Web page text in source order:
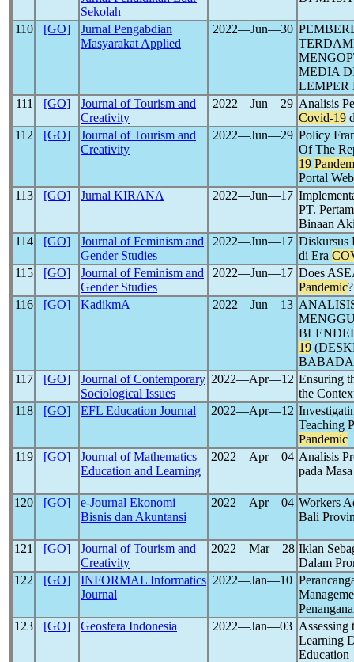
Sekolah
110 [GO]
Jurnal Pengabdian
Masyarakat Applied
2022―Jun―30
MEDIA
LEMPER
111
[GO]
Journal of Tourism and
Creativity
2022―Jun―29 Analisis
Covid-19
112
[GO]
Journal of Tourism and
Creativity
2022―Jun―29 Policy
Of The
19
Portal
113
[GO] Jurnal KIRANA 2022―Jun―17
PT.
Binaan
114
[GO]
Journal of Feminism and
Gender Studies
2022―Jun―17 Diskursus
di Era
115
[GO]
Journal of Feminism and
Gender Studies
2022―Jun―17 Does
Pandemic?
116
[GO] KadikmA 2022―Jun―13
19
117
[GO]
Journal of Contemporary
Sociological Issues
2022―Apr―12 Ensuring
the
118
[GO] EFL Education Journal 2022―Apr―12
Teaching
Pandemic
119
[GO]
Journal of Mathematics
Education and Learning
2022―Apr―04 Analisis
pada
120 [GO]
e-Journal Ekonomi
Bisnis dan Akuntansi
2022―Apr―04 Workers
Bali
121 [GO]
Journal of Tourism and
Creativity
2022―Mar―28 Iklan
Dalam
122
[GO]
INFORMAL Informatics
Journal
2022―Jan―10
123
[GO] Geosfera Indonesia 2022―Jan―03 Assessing
Learning
Education